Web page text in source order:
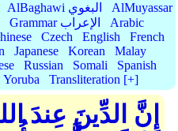
AlBaghawi البغوي
AlMuyassar
Grammar الإعراب
Arabic
Czech English
French
Japanese Korean
Malay
Russian Somali
Spanish
Yoruba Transliteration [+]
إِنَّ الدِّينَ عِندَ